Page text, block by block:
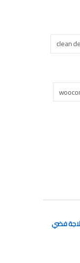
clean
بالثلاجة فضي